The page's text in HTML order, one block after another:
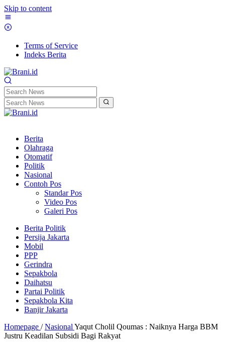
Skip to content
Terms of Service
Indeks Berita
Berita
Olahraga
Otomatif
Politik
Nasional
Contoh Pos
Standar Pos
Video Pos
Galeri Pos
Berita Politik
Persija Jakarta
Mobil
PPP
Gerindra
Sepakbola
Daihatsu
Partai Politik
Sepakbola Kita
Banjir Jakarta
Homepage / Nasional Yaqut Cholil Qoumas : Naiknya Harga BBM
Justru Keadilan Subsidi Bagi Rakyat